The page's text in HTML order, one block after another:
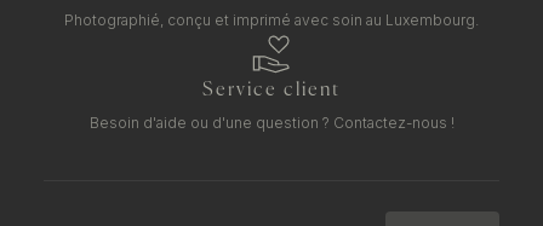
Photographié, conçu et imprimé avec soin au Luxembourg.
Service client
Besoin d'aide ou d'une question ? Contactez-nous !